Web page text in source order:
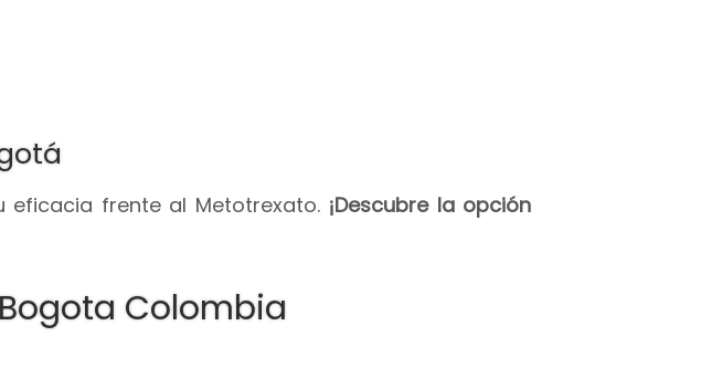
eficacia frente al Metotrexato. ¡Descubre la opción
Colombia